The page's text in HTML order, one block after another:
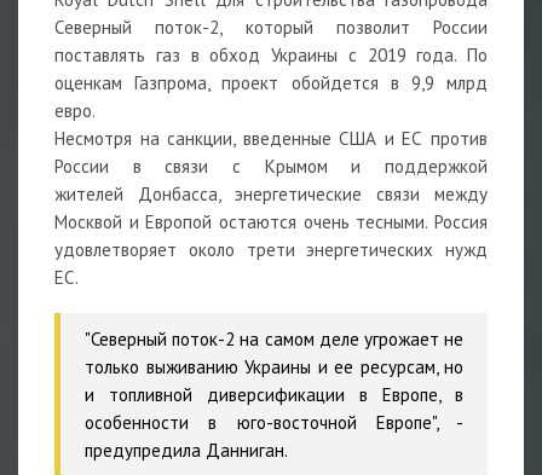
Северный поток-2, который позволит России
поставлять газ в обход Украины с 2019 года. По
оценкам Газпрома, проект обойдется в 9,9 млрд
евро.
Несмотря на санкции, введенные США и ЕС против
России в связи с Крымом и поддержкой
жителей Донбасса, энергетические связи между
Москвой и Европой остаются очень тесными. Россия
удовлетворяет около трети энергетических нужд
ЕС.
"Северный поток-2 на самом деле угрожает не
только выживанию Украины и ее ресурсам, но
и топливной диверсификации в Европе, в
особенности в юго-восточной Европе", -
предупредила Данниган.